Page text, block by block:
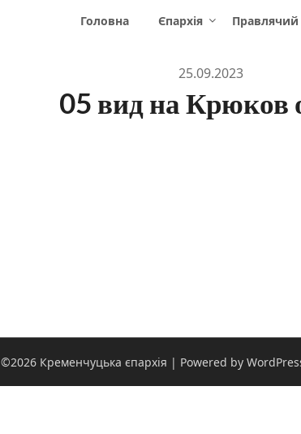
Головна Єпархія Правлячий
25.09.2023
05 вид на Крюков
©2026 Кременчуцька єпархія | Powered by